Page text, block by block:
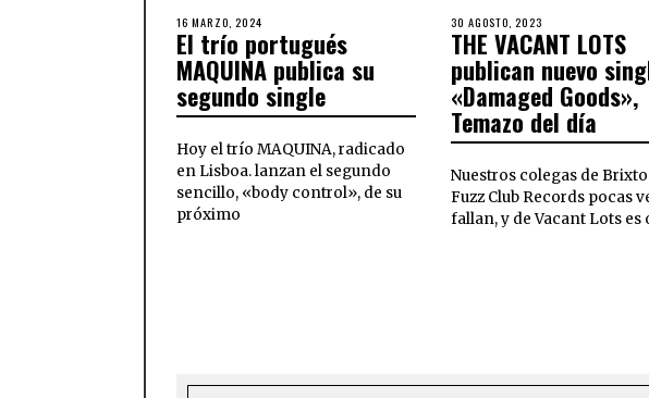
16 MARZO, 2024
El trío portugués
MAQUINA publica su
segundo single
Hoy el trío MAQUINA, radicado
en Lisboa. lanzan el segundo
sencillo, «body control», de su
próximo
30 AGOSTO, 2023
THE VACANT LOTS
publican nuevo
«Damaged Goods»,
Temazo del día
Nuestros colegas de
Fuzz Club Records pocas
fallan, y de Vacant Lots es